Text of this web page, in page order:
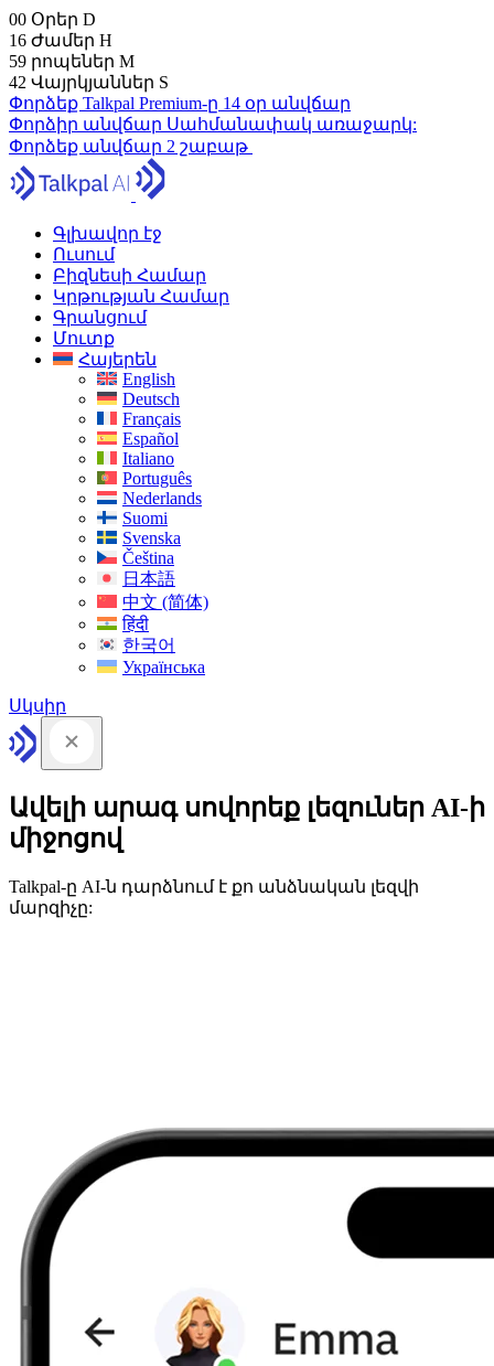
00 Օրեր D
16 Ժամեր H
59 րոպեներ M
41 Վայրկյաններ S
Փորձեք Talkpal Premium-ը 14 օր անվճար
Փորձիր անվճար Սահմանափակ առաջարկ:
Փորձեք անվճար 2 շաբաթ
Գլխավոր էջ
Ուսում
Բիզնեսի Համար
Կրթության Համար
Գրանցում
Մուտք
Հայերեն
English
Deutsch
Français
Español
Italiano
Português
Nederlands
Suomi
Svenska
Čeština
日本語
中文 (简体)
हिंदी
한국어
Українська
Սկսիր
Ավելի արագ սովորեք լեզուներ AI-ի
միջոցով
Talkpal-ը AI-ն դարձնում է քո անձնական լեզվի
մարզիչը: